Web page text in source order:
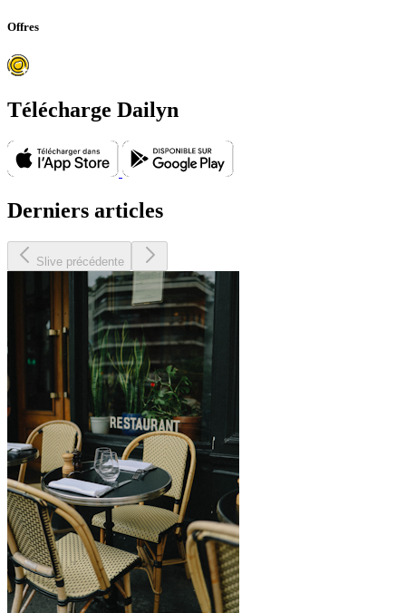
Offres
Télécharge Dailyn
Derniers articles
Slive précédente